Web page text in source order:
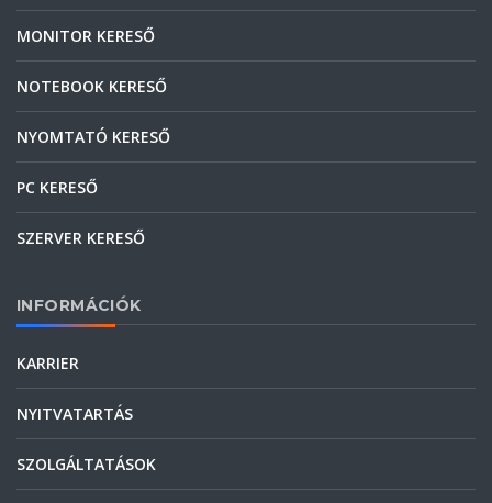
MONITOR KERESŐ
NOTEBOOK KERESŐ
NYOMTATÓ KERESŐ
PC KERESŐ
SZERVER KERESŐ
INFORMÁCIÓK
KARRIER
NYITVATARTÁS
SZOLGÁLTATÁSOK